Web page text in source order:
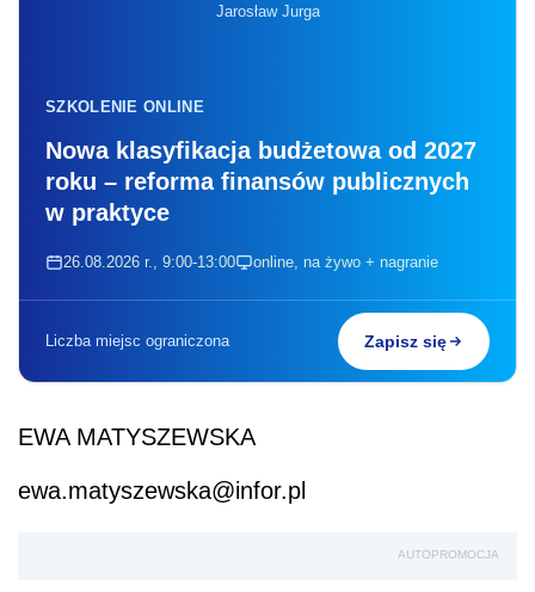
Jarosław Jurga
SZKOLENIE ONLINE
Nowa klasyfikacja budżetowa od 2027
roku – reforma finansów publicznych
w praktyce
26.08.2026 r., 9:00-13:00 online, na żywo + nagranie
Liczba miejsc ograniczona Zapisz się
EWA MATYSZEWSKA
ewa.matyszewska@infor.pl
AUTOPROMOCJA